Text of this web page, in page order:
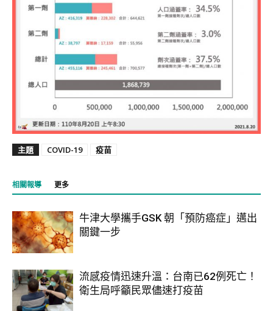
主題 COVID-19 疫苗
相關報導 更多
牛津大學攜手GSK 朝「預防癌症」邁出
關鍵一步
流感疫情迅速升溫：台南已62例死亡！
衛生局呼籲民眾儘速打疫苗